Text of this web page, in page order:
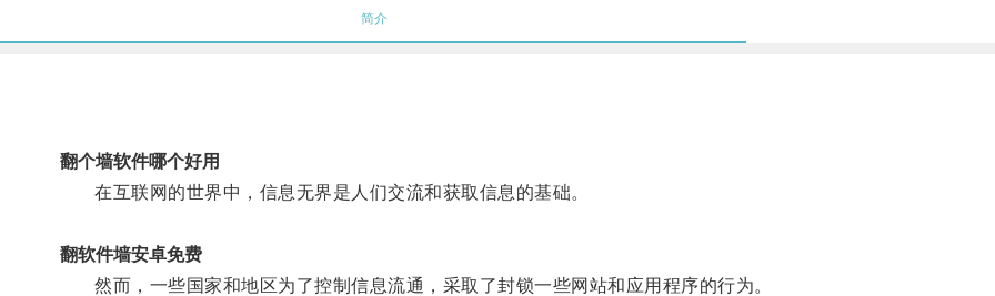
简介
翻个墙软件哪个好用
在互联网的世界中，信息无界是人们交流和获取信息的基础。
翻软件墙安卓免费
然而，一些国家和地区为了控制信息流通，采取了封锁一些网站和应用程序的行为。